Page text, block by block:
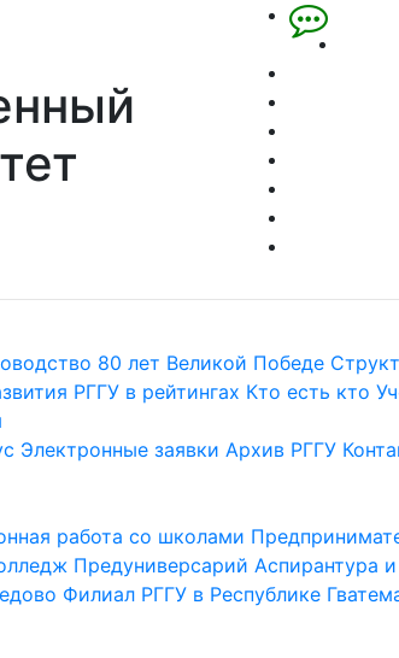
80 лет Великой Победе
РГГУ в рейтингах Кто есть кто
Электронные заявки Архив РГГУ
работа со школами
Предуниверсарий Аспирантура
Филиал РГГУ в Республике